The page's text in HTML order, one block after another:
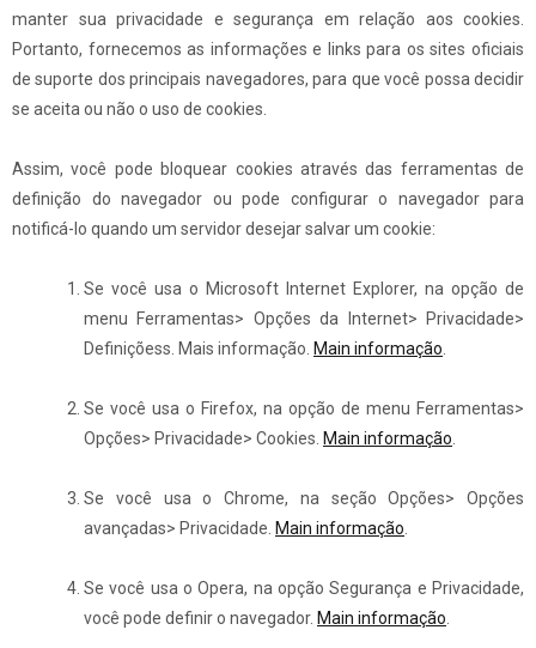
manter sua privacidade e segurança em relação aos cookies.
Portanto, fornecemos as informações e links para os sites oficiais
de suporte dos principais navegadores, para que você possa decidir
se aceita ou não o uso de cookies.
Assim, você pode bloquear cookies através das ferramentas de
definição do navegador ou pode configurar o navegador para
notificá-lo quando um servidor desejar salvar um cookie:
Se você usa o Microsoft Internet Explorer, na opção de
menu Ferramentas> Opções da Internet> Privacidade>
Definiçõess. Mais informação. Main informação
Se você usa o Firefox, na opção de menu Ferramentas>
Opções> Privacidade> Cookies. Main informação
Se você usa o Chrome, na seção Opções> Opções
avançadas> Privacidade. Main informação
Se você usa o Opera, na opção Segurança e Privacidade,
você pode definir o navegador. Main informação